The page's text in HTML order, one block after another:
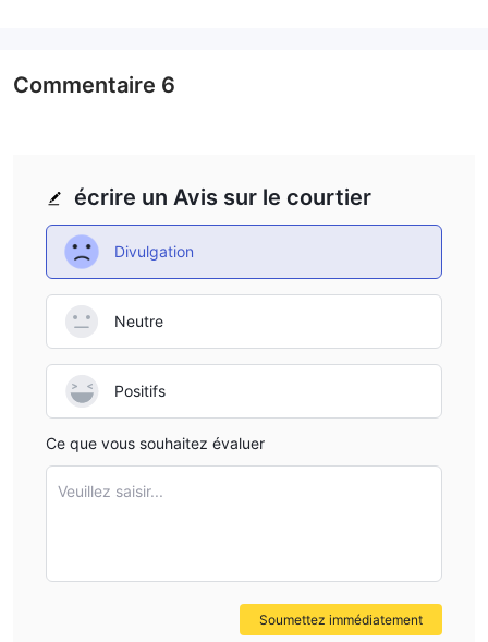
Type de compte
Effet de levier
Le levier maximum proposé est de
. Veuillez noter que
l'utilisation d'un levier élevé peut amplifier à la fois les profits et
les pertes.
Aden Markets DOO propose des spreadsà partir de 0.0 pips
et factureune commission de 3 $ par côté
de lots standard.
Plateforme de trading
écrire un Avis sur le courtier
Divulgation
Neutre
Positifs
Ce que vous souhaitez évaluer
Veuillez saisir...
Soumettez immédiatement
Commentaire 6